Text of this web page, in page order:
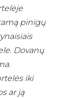
pinigų
Dovanų
iki
ar ją